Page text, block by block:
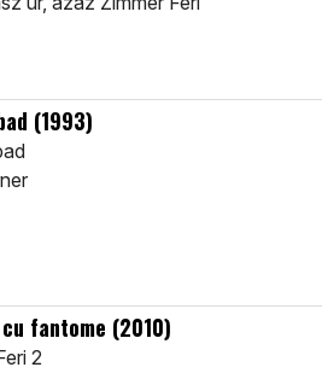
(1993)
fantome (2010)
2